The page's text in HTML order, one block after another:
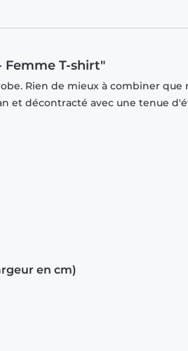
Femme T-shirt"
Rien de mieux à combiner que
et décontracté avec une tenue
en cm)